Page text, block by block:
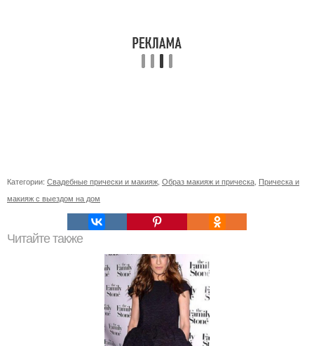
Категории: Свадебные прически и макияж Образ макияж и прическа Прическа и
макияж с выездом на дом
Читайте также